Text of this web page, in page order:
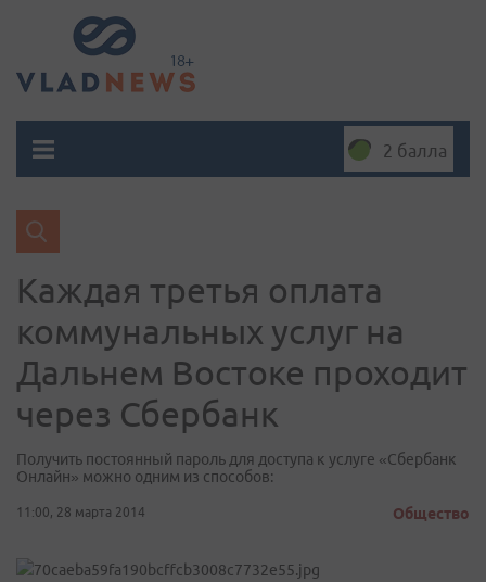
2 балла
Каждая третья оплата
коммунальных услуг на
Дальнем Востоке проходит
через Сбербанк
Получить постоянный пароль для доступа к услуге «Сбербанк
Онлайн» можно одним из способов:
11:00, 28 марта 2014 Общество